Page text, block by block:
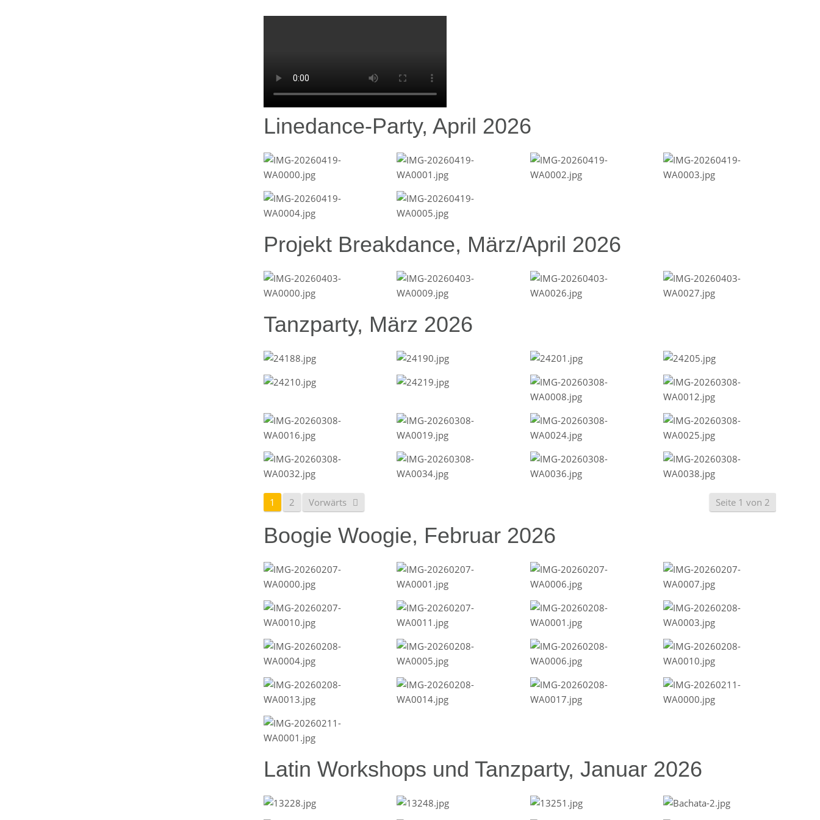
Linedance-Party, April 2026
Projekt Breakdance, März/April 2026
Tanzparty, März 2026
Seite 1 von 2
1 2 Vorwärts
Boogie Woogie, Februar 2026
Latin Workshops und Tanzparty, Januar 2026